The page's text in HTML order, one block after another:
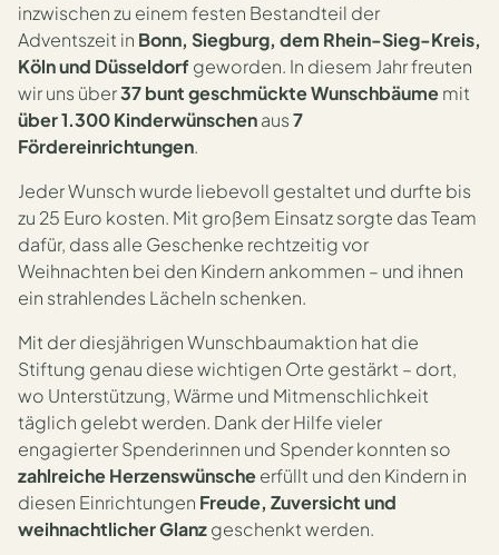
inzwischen zu einem festen Bestandteil der
Adventszeit in Bonn, Siegburg, dem Rhein-Sieg-Kreis,
Köln und Düsseldorf geworden. In diesem Jahr freuten
wir uns über37 bunt geschmückte Wunschbäumemit
über 1.300 Kinderwünschenaus7
Fördereinrichtungen.
Jeder Wunsch wurde liebevoll gestaltet und durfte bis
zu 25 Euro kosten. Mit großem Einsatz sorgte das Team
dafür, dass alle Geschenke rechtzeitig vor
Weihnachten bei den Kindern ankommen – und ihnen
ein strahlendes Lächeln schenken.
Mit der diesjährigen Wunschbaumaktion hat die
Stiftung genau diese wichtigen Orte gestärkt – dort,
wo Unterstützung, Wärme und Mitmenschlichkeit
täglich gelebt werden. Dank der Hilfe vieler
engagierter Spenderinnen und Spender konnten so
zahlreiche Herzenswünscheerfüllt und den Kindern in
diesen Einrichtungen Freude, Zuversicht und
weihnachtlicher Glanzgeschenkt werden.